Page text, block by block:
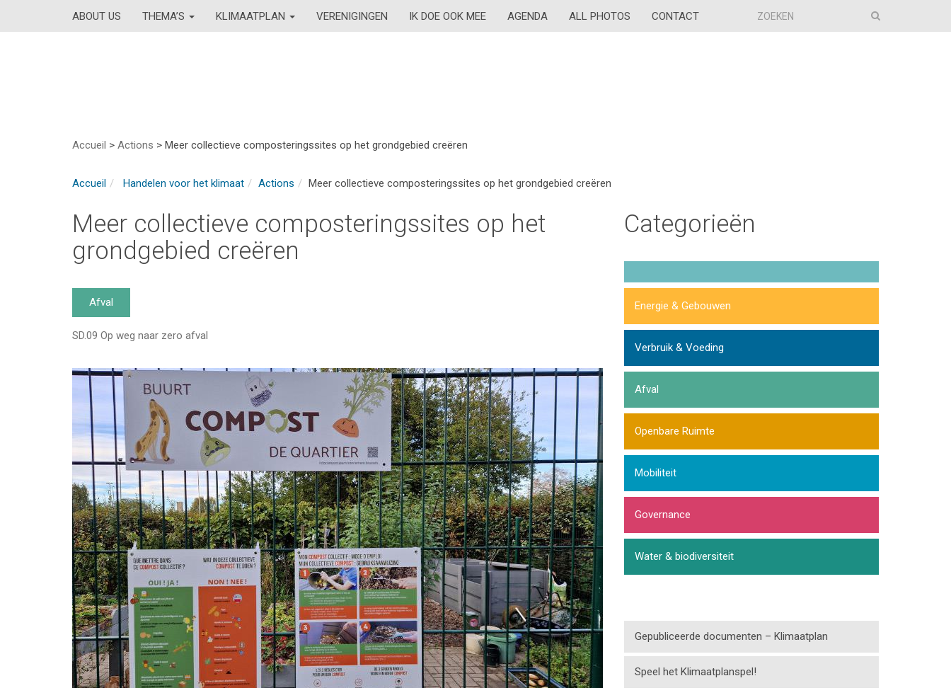
ABOUT US THEMA’S KLIMAATPLAN VERENIGINGEN IK DOE OOK MEE AGENDA ALL PHOTOS CONTACT
Accueil > Actions > Meer collectieve composteringssites op het grondgebied creëren
Accueil Handelen voor het klimaat Actions Meer collectieve composteringssites op het grondgebied creëren
Meer collectieve composteringssites op het
grondgebied creëren
Afval
SD.09 Op weg naar zero afval
Categorieën
Energie & Gebouwen
Verbruik & Voeding
Afval
Openbare Ruimte
Mobiliteit
Governance
Water & biodiversiteit
Gepubliceerde documenten – Klimaatplan
Speel het Klimaatplanspel!